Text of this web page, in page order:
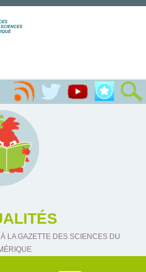
LA GAZETTE DES SCIENCES DU